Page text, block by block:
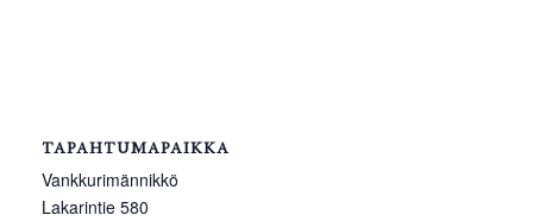
TAPAHTUMAPAIKKA
Vankkurimännikkö
Lakarintie 580